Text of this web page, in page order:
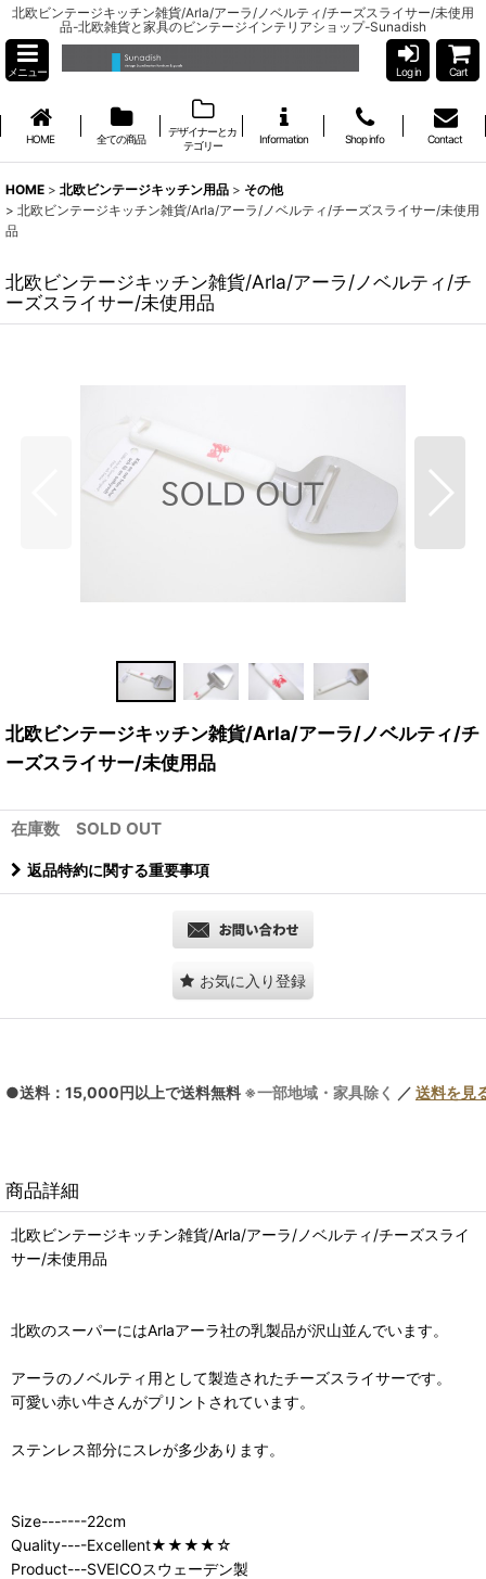
北欧ビンテージキッチン雑貨/Arla/アーラ/ノベルティ/チーズスライサー/未使用
品-北欧雑貨と家具のビンテージインテリアショップ-Sunadish
メニュー Log in Cart
HOME 全ての商品
デザイナーとカ
テゴリー
Information Shop info Contact
HOME > 北欧ビンテージキッチン用品 > その他
> 北欧ビンテージキッチン雑貨/Arla/アーラ/ノベルティ/チーズスライサー/未使用
品
北欧ビンテージキッチン雑貨/Arla/アーラ/ノベルティ/チ
ーズスライサー/未使用品
北欧ビンテージキッチン雑貨/Arla/アーラ/ノベルティ/チ
ーズスライサー/未使用品
在庫数 SOLD OUT
返品特約に関する重要事項
お気に入り登録
●送料：15,000円以上で送料無料 ※一部地域・家具除く ／ 送料を見
商品詳細
北欧ビンテージキッチン雑貨/Arla/アーラ/ノベルティ/チーズスライ
サー/未使用品
北欧のスーパーにはArlaアーラ社の乳製品が沢山並んでいます。
アーラのノベルティ用として製造されたチーズスライサーです。
可愛い赤い牛さんがプリントされています。
ステンレス部分にスレが多少あります。
Size-------22cm
Quality----Excellent★★★★☆
Product---SVEICOスウェーデン製